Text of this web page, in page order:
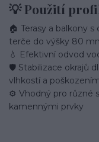
💡 Použití
🏠 Terasy a balkony
terče do výšky 80
💧 Efektivní odvod
🛡️ Stabilizace okrajů
vlhkostí a
⚙️ Vhodný pro různé
kamennými prvky